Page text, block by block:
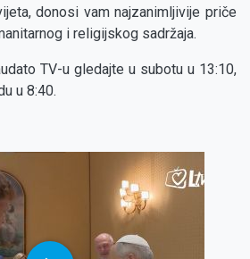
donosi vam najzanimljivije priče
i religijskog sadržaja.
TV-u gledajte u subotu u 13:10,
u 8:40.